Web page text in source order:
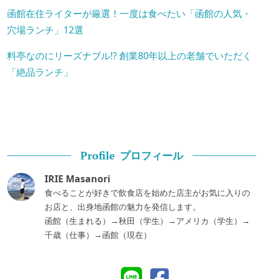
函館在住ライターが厳選！一度は食べたい「函館の人気・
穴場ランチ」12選
料亭なのにリーズナブル!? 創業80年以上の老舗でいただく
「絶品ランチ」
Profile プロフィール
IRIE Masanori
食べることが好きで飲食店を始めた店主がお気に入りの
お店と、出身地函館の魅力を発信します。
函館（生まれる）→秋田（学生）→アメリカ（学生）→
千歳（仕事）→函館（現在）